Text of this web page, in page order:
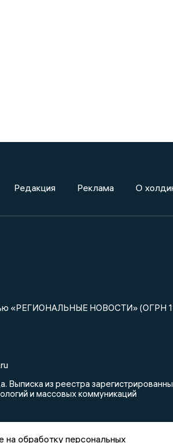
Редакция Реклама О
«РЕГИОНАЛЬНЫЕ НОВОСТИ» (ОГРН
из реестра
и массовых коммуникаций
на обработку персональных